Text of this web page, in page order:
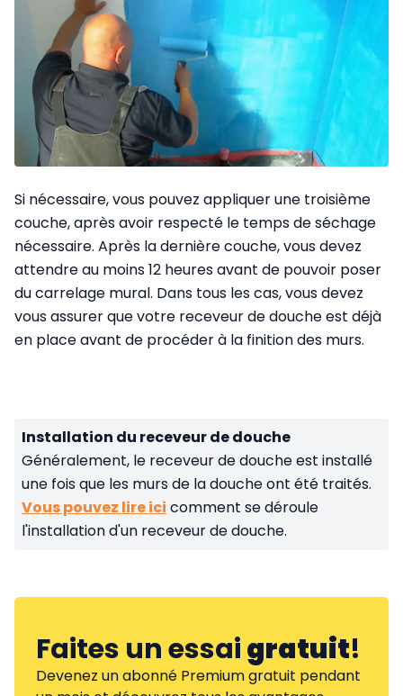
Si nécessaire, vous pouvez appliquer une troisième
couche, après avoir respecté le temps de séchage
nécessaire. Après la dernière couche, vous devez
attendre au moins 12 heures avant de pouvoir poser
du carrelage mural. Dans tous les cas, vous devez
vous assurer que votre receveur de douche est déjà
en place avant de procéder à la finition des murs.
Installation du receveur de douche
Généralement, le receveur de douche est installé
une fois que les murs de la douche ont été traités.
Vous pouvez lire ici comment se déroule
l'installation d'un receveur de douche.
Faites un essaigratuit!
Devenez un abonné Premium gratuit pendant